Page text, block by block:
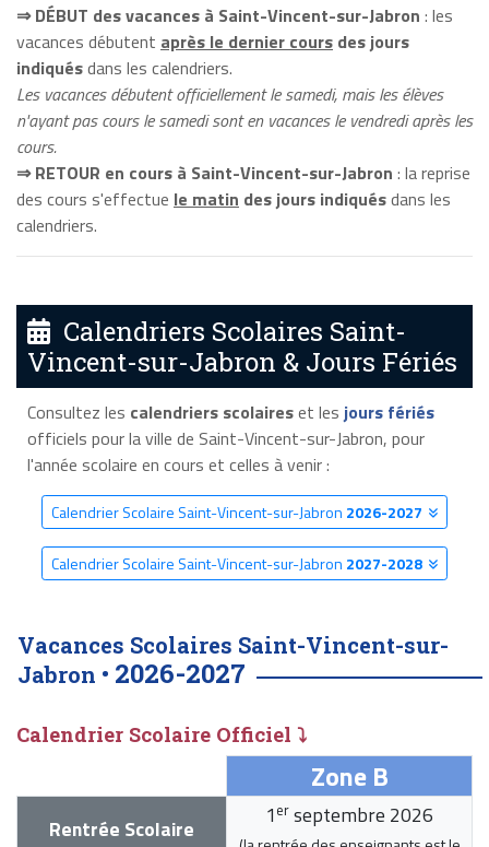
⇒ DÉBUT des vacances à Saint-Vincent-sur-Jabron : les
vacances débutent après le dernier cours des jours
indiquésdans les calendriers.
Les vacances débutent officiellement le samedi, mais les élèves
n'ayant pas cours le samedi sont en vacances le vendredi après les
cours.
⇒ RETOUR en cours à Saint-Vincent-sur-Jabron : la reprise
des cours s'effectue le matin des jours indiquésdans les
calendriers.
Calendriers Scolaires Saint-
Vincent-sur-Jabron & Jours Fériés
Consultez les calendriers scolaireset les jours fériés
officiels pour la ville de Saint-Vincent-sur-Jabron, pour
l'année scolaire en cours et celles à venir :
Calendrier Scolaire Saint-Vincent-sur-Jabron 2026-2027
Calendrier Scolaire Saint-Vincent-sur-Jabron 2027-2028
Vacances Scolaires Saint-Vincent-sur-
Jabron • 2026-2027
Calendrier Scolaire Officiel ⤵
Zone B
Rentrée Scolaire
1 er septembre 2026